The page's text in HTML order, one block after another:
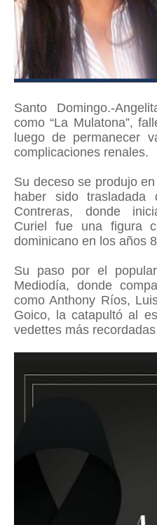
Santo Domingo.-
como “La Mulatona”,
luego de permanecer
complicaciones renales.
Su deceso se produjo
haber sido
Contreras, donde
Curiel fue una figura
dominicano en los años
Su paso por el
Mediodía, donde
como Anthony Ríos,
Goico, la catapultó al
vedettes más